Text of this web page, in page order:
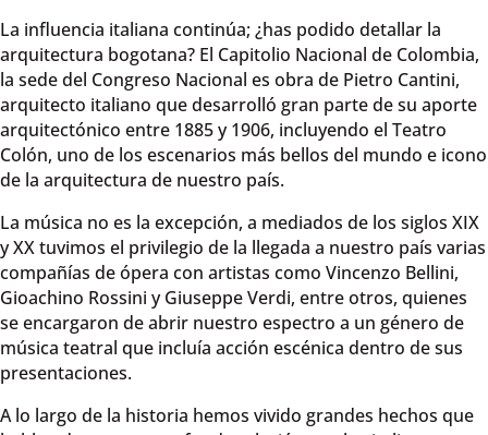
La influencia italiana continúa; ¿has podido detallar la
arquitectura bogotana? El Capitolio Nacional de Colombia,
la sede del Congreso Nacional es obra de Pietro Cantini,
arquitecto italiano que desarrolló gran parte de su aporte
arquitectónico entre 1885 y 1906, incluyendo el Teatro
Colón, uno de los escenarios más bellos del mundo e icono
de la arquitectura de nuestro país.
La música no es la excepción, a mediados de los siglos XIX
y XX tuvimos el privilegio de la llegada a nuestro país varias
compañías de ópera con artistas como Vincenzo Bellini,
Gioachino Rossini y Giuseppe Verdi, entre otros, quienes
se encargaron de abrir nuestro espectro a un género de
música teatral que incluía acción escénica dentro de sus
presentaciones.
A lo largo de la historia hemos vivido grandes hechos que